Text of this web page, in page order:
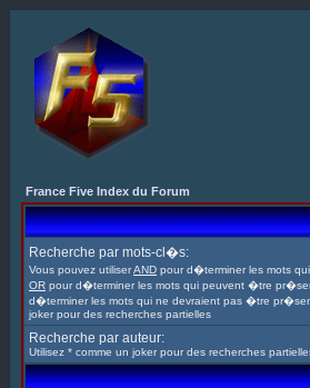
France Five Index du Forum
Recherche par mots-cl�s:
Vous pouvez utiliserAND pour d�terminer les mots
OR pour d�terminer les mots qui peuvent �tre
d�terminer les mots qui ne devraient pas �tre
joker pour des recherches partielles
Recherche par auteur:
Utilisez * comme un joker pour des recherches